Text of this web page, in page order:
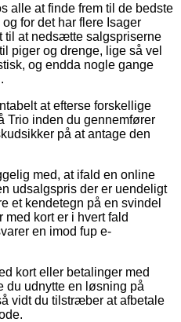
alle at finde frem til de bedste
for det har flere Isager
til at nedsætte salgspriserne
piger og drenge, lige så vel
og endda nogle gange
at efterse forskellige
Trio inden du gennemfører
på at antage den
med, at ifald en online
udsalgspris der er uendeligt
et kendetegn på en svindel
kort er i hvert fald
en imod fup e-
kort eller betalinger med
du udnytte en løsning på
vidt du tilstræber at afbetale